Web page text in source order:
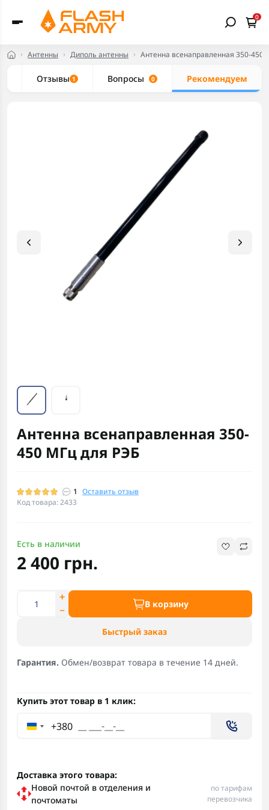
0
Антенны Диполь антенны Антенна всенаправленная 350-450
Отзывы 1 Вопросы 0 Рекомендуем
Антенна всенаправленная 350-
450 МГц для РЭБ
1 Оставить отзыв
Код товара: 2433
Есть в наличии
2 400 грн.
В корзину
Быстрый заказ
Гарантия. Обмен/возврат товара в течение 14 дней.
Купить этот товар в 1 клик:
+380
Доставка этого товара:
Новой почтой в отделения и
почтоматы
по тарифам
перевозчика